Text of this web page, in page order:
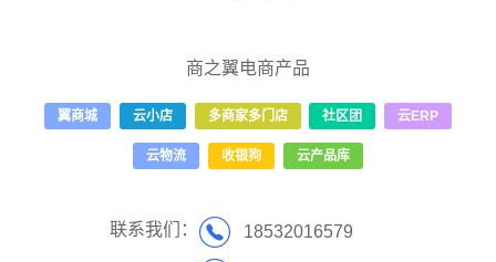
商之翼电商产品
翼商城 云小店 多商家多门店 社区团 云ERP
云物流 收银狗 云产品库
联系我们： 18532016579